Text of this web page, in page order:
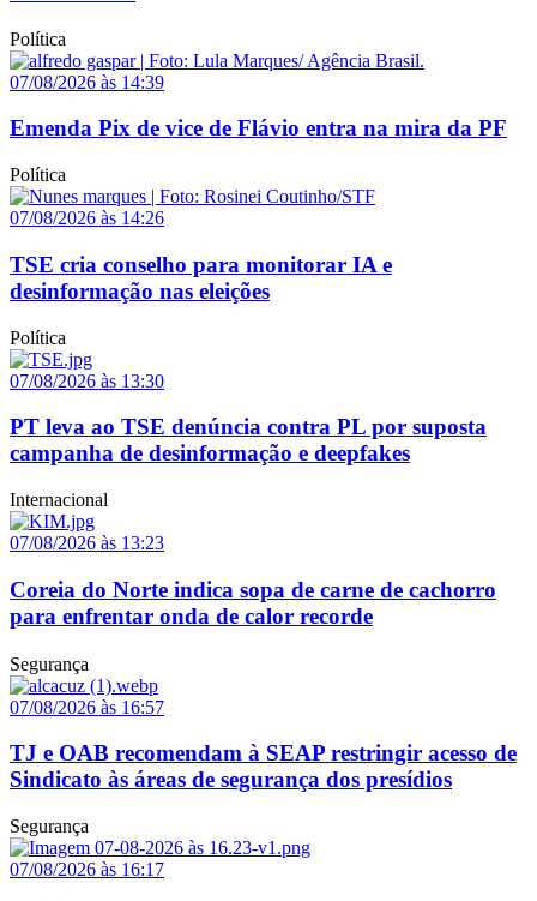
Política
07/08/2026 às 14:39
Emenda Pix de vice de Flávio entra na mira da PF
Política
07/08/2026 às 14:26
TSE cria conselho para monitorar IA e
desinformação nas eleições
Política
07/08/2026 às 13:30
PT leva ao TSE denúncia contra PL por suposta
campanha de desinformação e deepfakes
Internacional
07/08/2026 às 13:23
Coreia do Norte indica sopa de carne de cachorro
para enfrentar onda de calor recorde
Segurança
07/08/2026 às 16:57
TJ e OAB recomendam à SEAP restringir acesso de
Sindicato às áreas de segurança dos presídios
Segurança
07/08/2026 às 16:17